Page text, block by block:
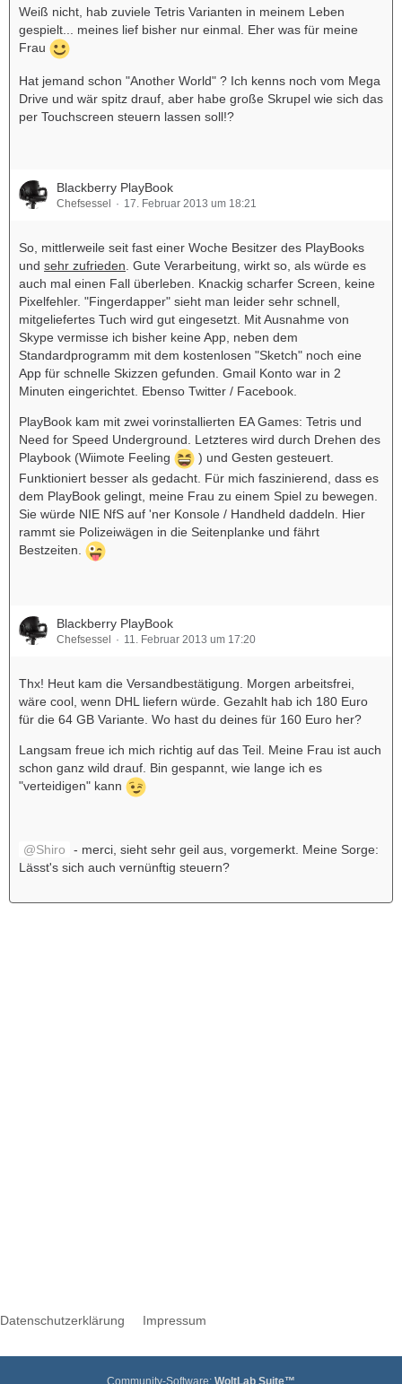
Weiß nicht, hab zuviele Tetris Varianten in meinem Leben
gespielt... meines lief bisher nur einmal. Eher was für meine
Frau
Hat jemand schon "Another World" ? Ich kenns noch vom Mega
Drive und wär spitz drauf, aber habe große Skrupel wie sich das
per Touchscreen steuern lassen soll!?
Blackberry PlayBook
Chefsessel 17. Februar 2013 um 18:21
So, mittlerweile seit fast einer Woche Besitzer des PlayBooks
und sehr zufrieden . Gute Verarbeitung, wirkt so, als würde es
auch mal einen Fall überleben. Knackig scharfer Screen, keine
Pixelfehler. "Fingerdapper" sieht man leider sehr schnell,
mitgeliefertes Tuch wird gut eingesetzt. Mit Ausnahme von
Skype vermisse ich bisher keine App, neben dem
Standardprogramm mit dem kostenlosen "Sketch" noch eine
App für schnelle Skizzen gefunden. Gmail Konto war in 2
Minuten eingerichtet. Ebenso Twitter / Facebook.
PlayBook kam mit zwei vorinstallierten EA Games: Tetris und
Need for Speed Underground. Letzteres wird durch Drehen des
Playbook (Wiimote Feeling
) und Gesten gesteuert.
Funktioniert besser als gedacht. Für mich faszinierend, dass es
dem PlayBook gelingt, meine Frau zu einem Spiel zu bewegen.
Sie würde NIE NfS auf 'ner Konsole / Handheld daddeln. Hier
rammt sie Polizeiwägen in die Seitenplanke und fährt
Bestzeiten.
Blackberry PlayBook
Chefsessel 11. Februar 2013 um 17:20
Thx! Heut kam die Versandbestätigung. Morgen arbeitsfrei,
wäre cool, wenn DHL liefern würde. Gezahlt hab ich 180 Euro
für die 64 GB Variante. Wo hast du deines für 160 Euro her?
Langsam freue ich mich richtig auf das Teil. Meine Frau ist auch
schon ganz wild drauf. Bin gespannt, wie lange ich es
"verteidigen" kann
Shiro
- merci, sieht sehr geil aus, vorgemerkt. Meine Sorge:
Lässt's sich auch vernünftig steuern?
Datenschutzerklärung Impressum
Community-Software: WoltLab Suite™